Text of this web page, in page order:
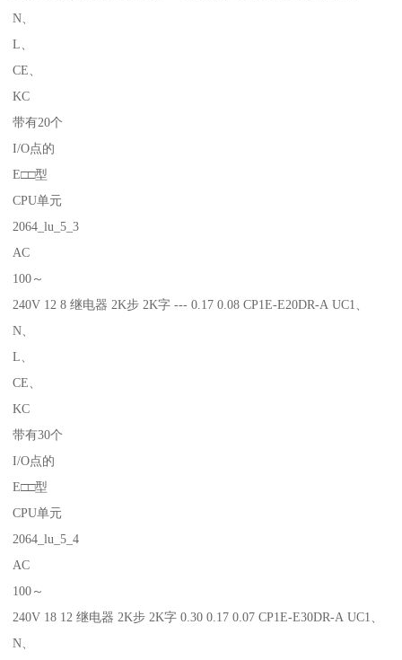
N、
L、
CE、
KC
带有20个
I/O点的
E□□型
CPU单元
2064_lu_5_3
AC
100～
240V 12 8 继电器 2K步 2K字 --- 0.17 0.08 CP1E-E20DR-A UC1、
N、
L、
CE、
KC
带有30个
I/O点的
E□□型
CPU单元
2064_lu_5_4
AC
100～
240V 18 12 继电器 2K步 2K字 0.30 0.17 0.07 CP1E-E30DR-A UC1、
N、